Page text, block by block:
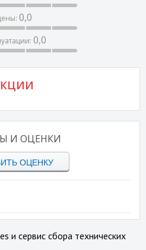
0,0
0,0
И ОЦЕНКИ
ОЦЕНКУ
и сервис сбора технических